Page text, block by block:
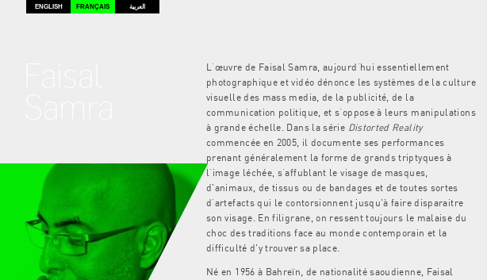
ENGLISH FRANÇAIS العربية
L’œuvre de Faisal Samra, aujourd’hui essentiellement
photographique et vidéo dénonce les systèmes de la culture
visuelle des mass media, de la publicité, de la
communication politique, et s’oppose à leurs manipulations
à grande échelle. Dans la série Distorted Reality
commencée en 2005, il documente ses performances
prenant généralement la forme de grands triptyques à
l’image léchée, s’affublant le visage de masques,
d'animaux, de tissus ou de bandages et de toutes sortes
d’artefacts qui le contorsionnent jusqu'à faire disparaitre
son visage. En filigrane, on ressent toujours le malaise du
choc des traditions face au monde contemporain et la
difficulté d'y trouver sa place.
Né en 1956 à Bahreïn, de nationalité saoudienne, Faisal